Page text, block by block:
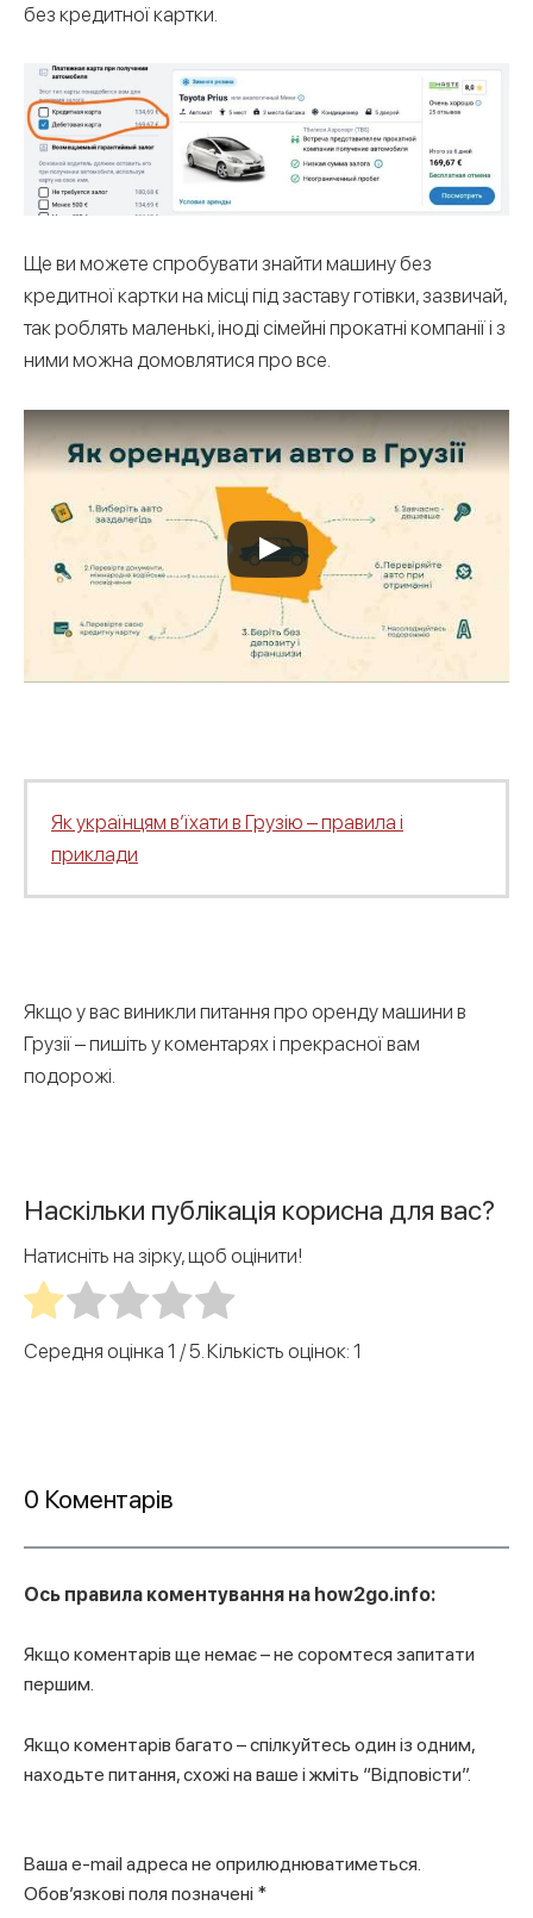
без кредитної картки.
Ще ви можете спробувати знайти машину без
кредитної картки на місці під заставу готівки, зазвичай,
так роблять маленькі, іноді сімейні прокатні компанії і з
ними можна домовлятися про все.
Як українцям в’їхати в Грузію – правила і
приклади
Якщо у вас виникли питання про оренду машини в
Грузії – пишіть у коментарях і прекрасної вам
подорожі.
Наскільки публікація корисна для вас?
Натисніть на зірку, щоб оцінити!
Середня оцінка 1 / 5. Кількість оцінок: 1
0 Коментарів
Ось правила коментування на how2go.info:
Якщо коментарів ще немає – не соромтеся запитати
першим.
Якщо коментарів багато –спілкуйтесь один із одним,
находьте питання, схожі на ваше і жміть “Відповісти”.
Ваша e-mail адреса не оприлюднюватиметься.
Обов’язкові поля позначені *